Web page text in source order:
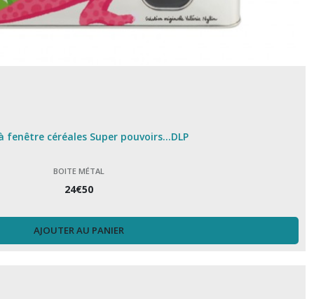
fenêtre céréales Super pouvoirs...DLP
BOITE MÉTAL
24€50
AJOUTER AU PANIER